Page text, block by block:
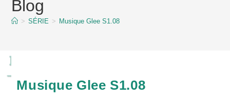
contentBlog
> SÉRIE > Musique Glee S1.08
Musique Glee S1.08